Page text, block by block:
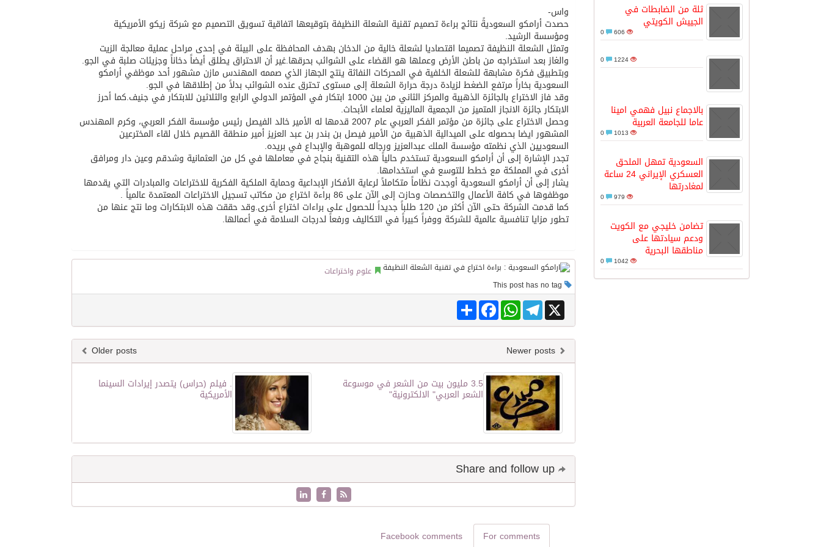
مدينة الملك سلمان للطاقة “سبارك” توقع اتفاقية تطوير مصانع جاهزة ومتخصصة في مجال الطاقة
كسوة الكعبة تعتلي البيت العتيق
“سبيس إكس” تطلق 24 قمرًا صناعيًا جديدًا إلى الفضاء
ثلة من الضابطات في
الجييش الكويتي
606
1224
بالاجماع نبيل فهمي امينا
عاما للجامعة العربية
1013
السعودية تمهل الملحق
العسكري الإيراني 24 ساعة
لمغادرتها
979
تضامن خليجي مع الكويت
ودعم سيادتها على
مناطقها البحرية
1042
واس-
حصدت أرامكو السعوديةً نتائج براءة تصميم تقنية الشعلة النظيفة بتوقيعها اتفاقية تسويق التصميم مع شركة زيكو الأمريكية
ومؤسسة الرشيد.
وتمثل الشعلة النظيفة تصميما اقتصاديا لشعلة خالية من الدخان بهدف المحافظة على البيئة في إحدى مراحل عملية معالجة الزيت
والغاز بعد استخراجه من باطن الأرض وعملها هو القضاء على الشوائب بحرقها.غير أن الاحتراق يطلق أيضاً دخاناً وجزيئات صلبة في الجو.
وبتطبيق فكرة مشابهة للشعلة الخلفية في المحركات النفاثة ينتج الجهاز الذي صممه المهندس مازن مشهور أحد موظفي أرامكو
السعودية بخاراً مرتفع الضغط لزيادة درجة حرارة الشعلة إلى مستوى تحترق عنده الشوائب بدلاً من إطلاقها في الجو.
وقد فاز الاختراع بالجائزة الذهبية والمركز الثاني من بين 1000 ابتكار في المؤتمر الدولي الرابع والثلاثين للابتكار في جنيف.كما أحرز
الابتكار جائزة الانجاز المتميز من الجمعية الماليزية لعلماء الأبحاث.
وحصل الاختراع على جائزة من مؤتمر الفكر العربي عام 2007 قدمها له الأمير خالد الفيصل رئيس مؤسسة الفكر العربي، وكرم المهندس
المشهور ايضا بحصوله على الميدالية الذهبية من الأمير فيصل بن بندر بن عبد العزيز أمير منطقة القصيم خلال لقاء المخترعين
السعوديين الذي نظمته مؤسسة الملك عبدالعزيز ورجاله للموهبة والإبداع في بريده.
تجدر الإشارة إلى أن أرامكو السعودية تستخدم حالياً هذه التقنية بنجاح في معاملها في كل من العثمانية وشدقم وعين دار ومرافق
أخرى في المملكة مع خطط للتوسع في استخدامها.
يشار إلى أن أرامكو السعودية أوجدت نظاماً متكاملاً لرعاية الأفكار الإبداعية وحماية الملكية الفكرية للاختراعات والمبادرات التي يقدمها
موظفوها في كافة الأعمال والتخصصات وحازت إلى الآن على 86 براءة اختراع من مكاتب تسجيل الاختراعات المعتمدة عالمياً .
كما قدمت الشركة حتى الآن أكثر من 120 طلباً جديداً للحصول على براءات اختراع أخرى.وقد حققت هذه الابتكارات وما نتج عنها من
تطور مزايا تنافسية عالمية للشركة ووفراً كبيراً في التكاليف ورفعاً لدرجات السلامة في أعمالها.
علوم واختراعات
Share
FacebookWhatsAppTelegram X
Older posts
. فيلم (حراس) يتصدر إيرادات السينما
الأمريكية
3.5 مليون بيت من الشعر في موسوعة
الشعر العربي" الالكترونية"
For comments
Facebook comments